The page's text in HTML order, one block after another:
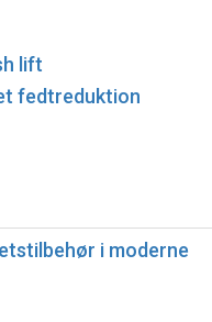
lift
fedtreduktion
i moderne